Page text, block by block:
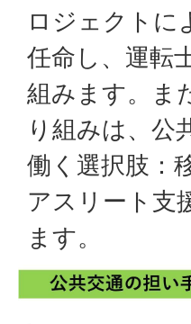
ロジェクトに
任命し、運転
組みます。ま
り組みは、公
働く選択肢：
アスリート支
ます。